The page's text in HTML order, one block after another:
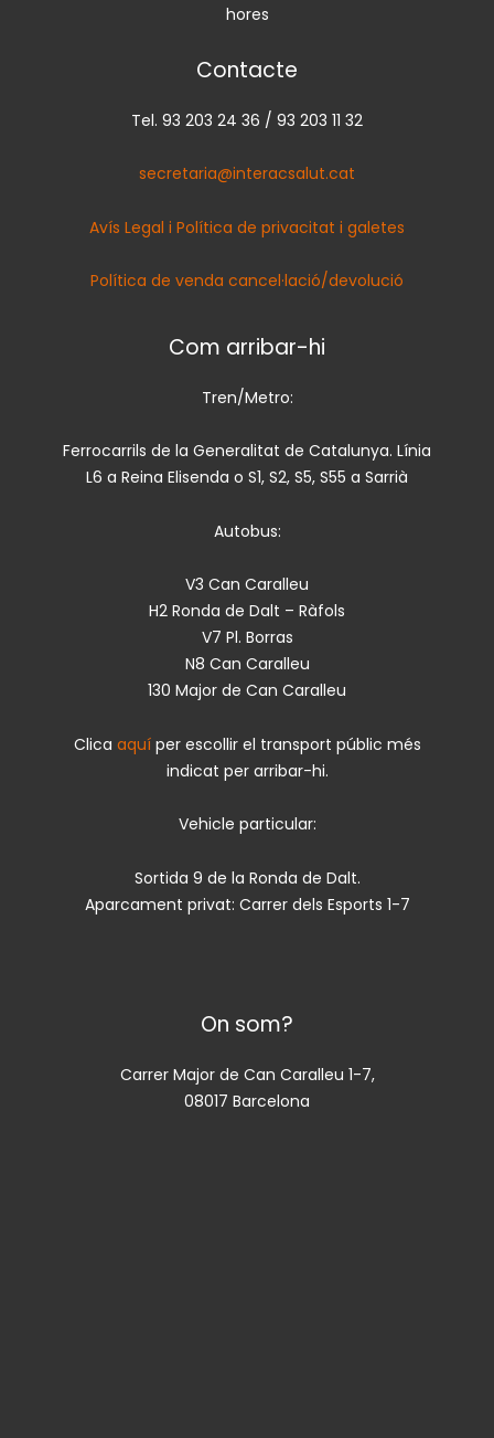
hores
Contacte
Tel. 93 203 24 36 / 93 203 11 32
secretaria@interacsalut.cat
Avís Legal i Política de privacitat i galetes
Política de venda cancel·lació/devolució
Com arribar-hi
Tren/Metro:
Ferrocarrils de la Generalitat de Catalunya. Línia
L6 a Reina Elisenda o S1, S2, S5, S55 a Sarrià
Autobus:
V3 Can Caralleu
H2 Ronda de Dalt – Ràfols
V7 Pl. Borras
N8 Can Caralleu
130 Major de Can Caralleu
Clica aquí per escollir el transport públic més
indicat per arribar-hi.
Vehicle particular:
Sortida 9 de la Ronda de Dalt.
Aparcament privat: Carrer dels Esports 1-7
On som?
Carrer Major de Can Caralleu 1-7,
08017 Barcelona